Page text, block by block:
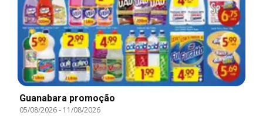
Guanabara promoção
05/08/2026- 11/08/2026